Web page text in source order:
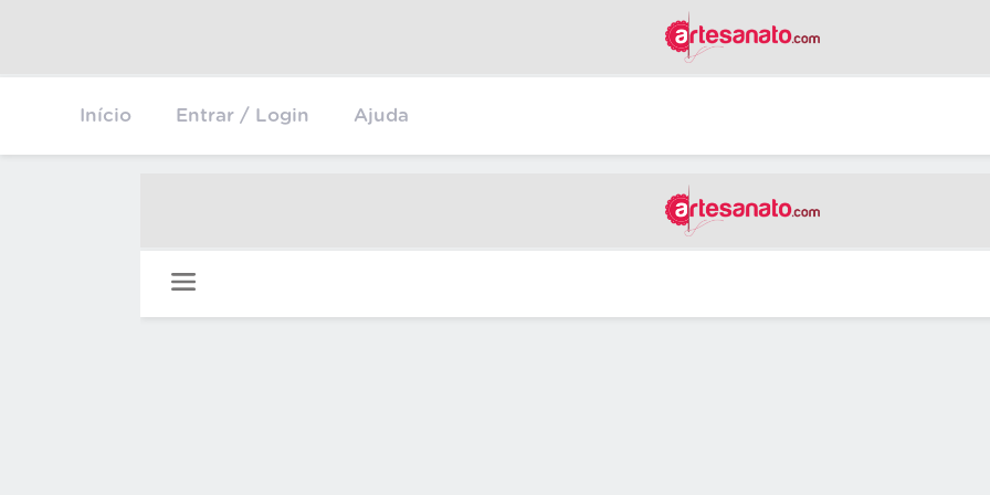
Início Entrar / Login Ajuda